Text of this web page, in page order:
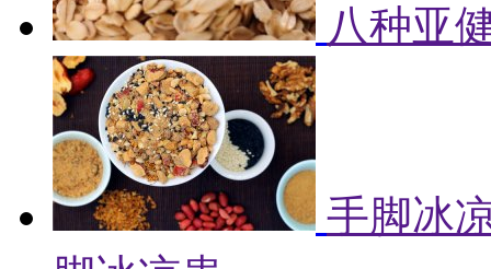
八种亚
手脚冰